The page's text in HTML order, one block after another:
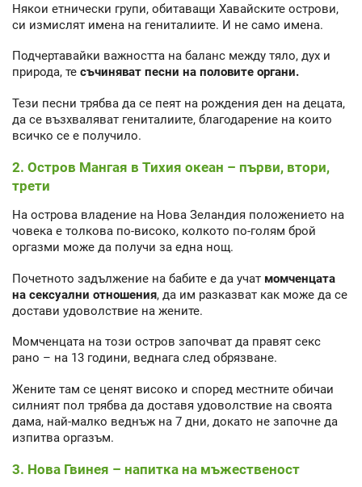
Някои етнически групи, обитаващи Хавайските острови,
си измислят имена на гениталиите. И не само имена.
Подчертавайки важността на баланс между тяло, дух и
природа, те съчиняват песни на половите органи.
Тези песни трябва да се пеят на рождения ден на децата,
да се възхваляват гениталиите, благодарение на които
всичко се е получило.
2. Остров Мангая в Тихия океан – първи, втори,
трети
На острова владение на Нова Зеландия положението на
човека е толкова по-високо, колкото по-голям брой
оргазми може да получи за една нощ.
Почетното задължение на бабите е да учат момченцата
на сексуални отношения, да им разказват как може да се
достави удоволствие на жените.
Момченцата на този остров започват да правят секс
рано – на 13 години, веднага след обрязване.
Жените там се ценят високо и според местните обичаи
силният пол трябва да доставя удоволствие на своята
дама, най-малко веднъж на 7 дни, докато не започне да
изпитва оргазъм.
3. Нова Гвинея – напитка на мъжественост